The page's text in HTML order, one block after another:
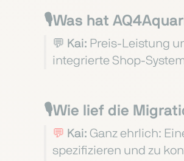
🎙️Was hat
💬 Kai: Preis-Leistung
integrierte Shop-
🎙️Wie lief die
💬 Kai: Ganz ehrlich:
spezifizieren und zu